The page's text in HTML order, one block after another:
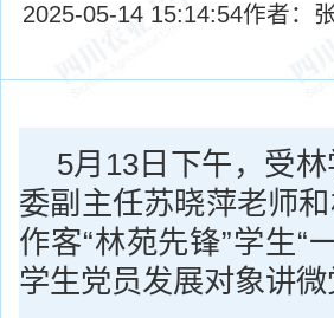
2025-05-14 15:14:54作者：
5月13日下午，受
委副主任苏晓萍老师
作客“林苑先锋”学生“
学生党员发展对象讲微